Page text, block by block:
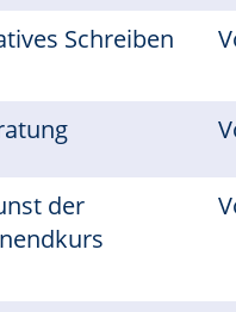
Schreiben
der